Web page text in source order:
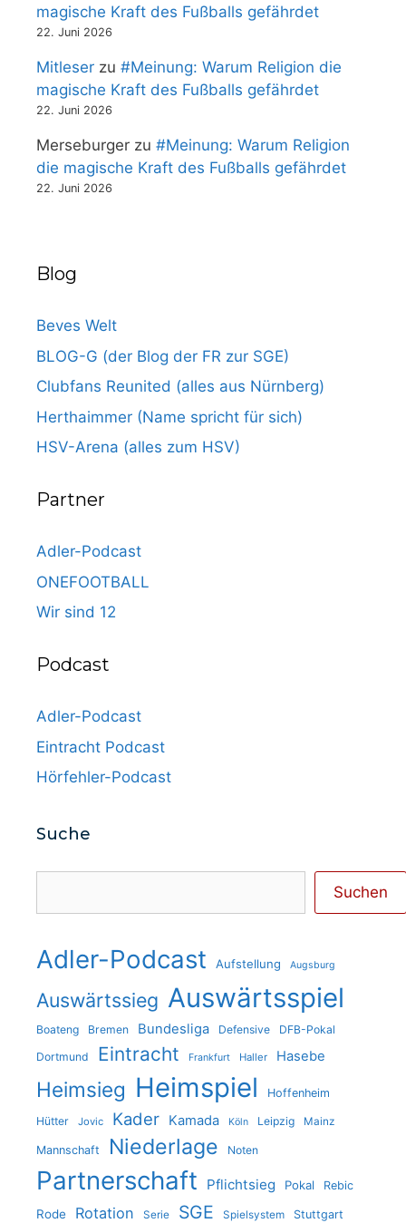
magische Kraft des Fußballs gefährdet
22. Juni 2026
Mitleser zu #Meinung: Warum Religion die
magische Kraft des Fußballs gefährdet
22. Juni 2026
Merseburger zu #Meinung: Warum Religion
die magische Kraft des Fußballs gefährdet
22. Juni 2026
Blog
Beves Welt
BLOG-G (der Blog der FR zur SGE)
Clubfans Reunited (alles aus Nürnberg)
Herthaimmer (Name spricht für sich)
HSV-Arena (alles zum HSV)
Partner
Adler-Podcast
ONEFOOTBALL
Wir sind 12
Podcast
Adler-Podcast
Eintracht Podcast
Hörfehler-Podcast
Suche
Suchen
Adler-Podcast Aufstellung Augsburg
Auswärtssieg Auswärtsspiel
Boateng Bremen Bundesliga Defensive
DFB-Pokal
Dortmund
Eintracht Frankfurt Haller Hasebe
Heimsieg Heimspiel Hoffenheim
Hütter Jovic Kader Kamada Köln Leipzig Mainz
Mannschaft Niederlage Noten
Partnerschaft Pflichtsieg Pokal Rebic
Rode Rotation Serie SGE Spielsystem Stuttgart